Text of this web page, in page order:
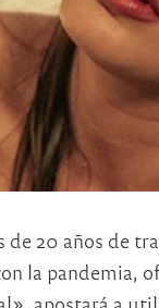
20 años de
la pandemia,